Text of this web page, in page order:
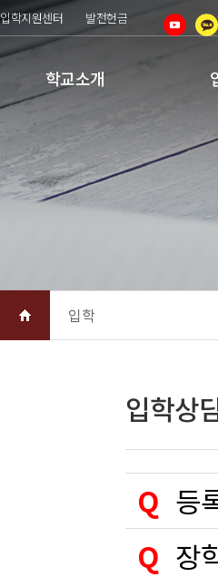
입학지원센터 발전헌금
학교소개
입학
입학상
Q 등
Q 장